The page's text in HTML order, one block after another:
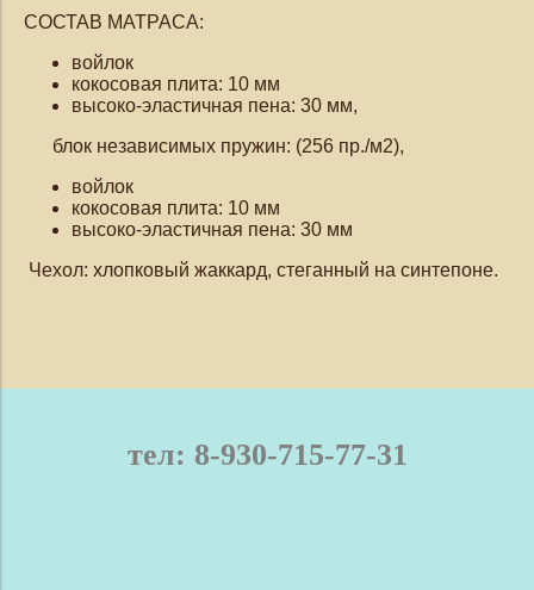
СОСТАВ МАТРАСА:
войлок
кокосовая плита: 10 мм
высоко-эластичная пена: 30 мм,
блок независимых пружин: (256 пр./м2),
войлок
кокосовая плита: 10 мм
высоко-эластичная пена: 30 мм
Чехол: хлопковый жаккард, стеганный на синтепоне.
тел: 8-930-715-77-31